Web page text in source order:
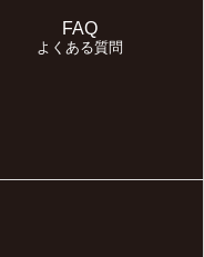
FAQ
よくある質問